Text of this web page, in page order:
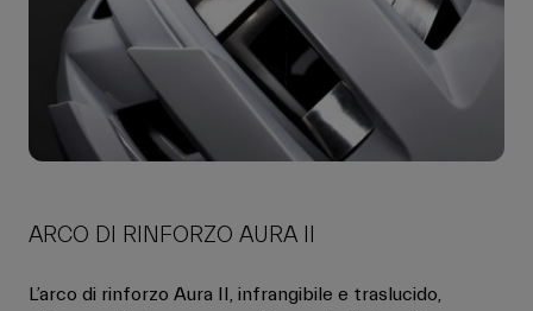
ARCO DI RINFORZO AURA II
L’arco di rinforzo Aura II, infrangibile e traslucido,